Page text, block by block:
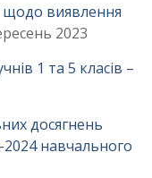
щодо виявлення
2023
1 та 5 класів –
досягнень
2024 навчального